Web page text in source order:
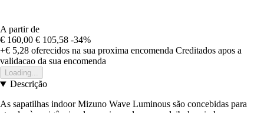
A partir de
€ 160,00 € 105,58 -34%
+€ 5,28 oferecidos na sua proxima encomenda Creditados apos a
validacao da sua encomenda
Loading...
Descrição
As sapatilhas indoor Mizuno Wave Luminous são concebidas para